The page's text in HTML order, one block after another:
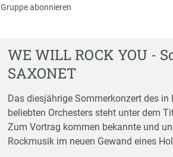
Gruppe abonnieren
WE WILL ROCK YOU -
SAXONET
Das diesjährige Sommerkonzert des
beliebten Orchesters steht unter dem
Zum Vortrag kommen bekannte und
Rockmusik im neuen Gewand eines